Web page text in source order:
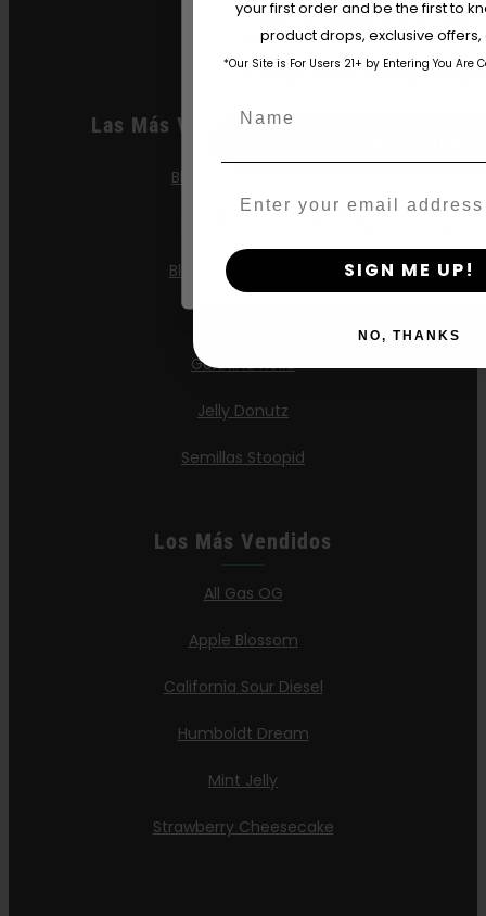
Purpz
Las Más Vendidas Feminizadas
Blueberry Cupcake
Blueberry Pancakes
Gelatina Hella
Jelly Donutz
Semillas Stoopid
Los Más Vendidos
All Gas OG
Apple Blossom
California Sour Diesel
Humboldt Dream
Mint Jelly
Strawberry Cheesecake
The content and products of our
those of legal age.Please see
age_gapI accept cookie settings and
By clicking AGREE & ENTER, you
your first order and be the first to
product drops, exclusive
*Our Site is For Users 21+ by Entering You Are
SIGN ME UP!
NO, THANKS